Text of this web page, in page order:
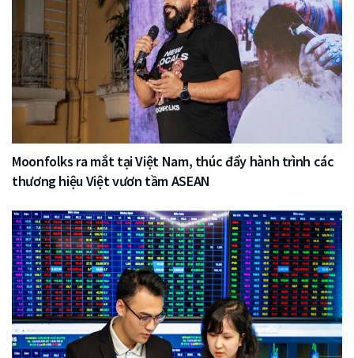
Moonfolks ra mắt tại Việt Nam, thúc đẩy hành trình các
thương hiệu Việt vươn tầm ASEAN